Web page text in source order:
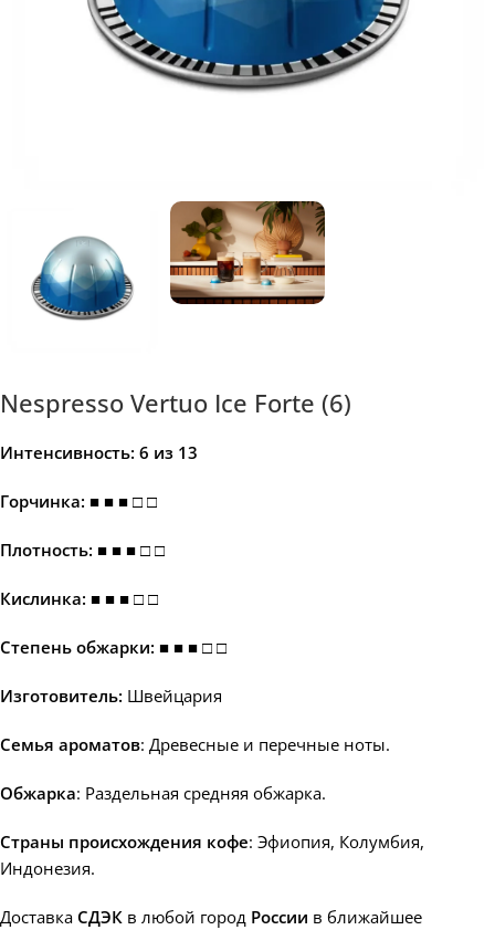
Nespresso Vertuo Ice Forte (6)
Интенсивность: 6 из 13
Горчинка: ■ ■ ■ □ □
Плотность: ■ ■ ■ □ □
Кислинка: ■ ■ ■ □ □
Степень обжарки: ■ ■ ■ □ □
Изготовитель: Швейцария
Семья ароматов: Древесные и перечные ноты.
Обжарка: Раздельная средняя обжарка.
Страны происхождения кофе: Эфиопия, Колумбия,
Индонезия.
Доставка СДЭК в любой город России в ближайшее